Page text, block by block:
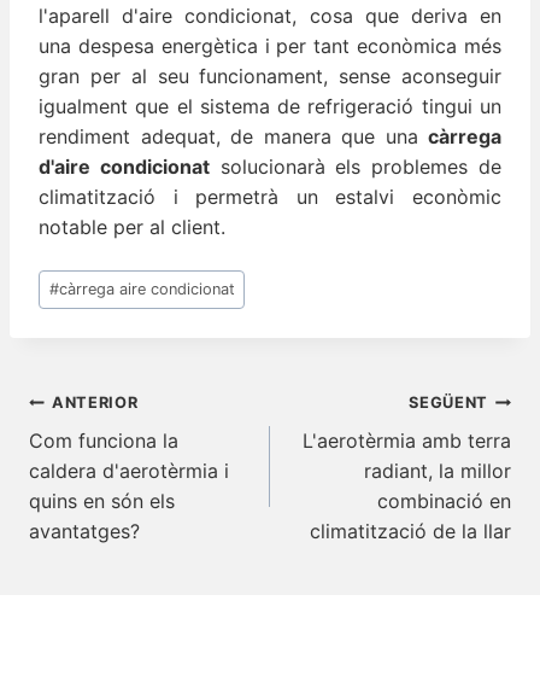
l'aparell d'aire condicionat, cosa que deriva en
una despesa energètica i per tant econòmica més
gran per al seu funcionament, sense aconseguir
igualment que el sistema de refrigeració tingui un
rendiment adequat, de manera que una càrrega
d'aire condicionatsolucionarà els problemes de
climatització i permetrà un estalvi econòmic
notable per al client.
Etiquetes
d'entrada
#càrrega aire condicionat
Navegació
d'entrades
ANTERIOR
Com funciona la
caldera d'aerotèrmia i
quins en són els
avantatges?
SEGÜENT
L'aerotèrmia amb terra
radiant, la millor
combinació en
climatització de la llar